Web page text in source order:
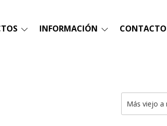
INFORMACIÓN CONTACTO